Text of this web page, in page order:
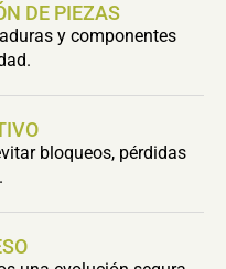
DE PIEZAS
y componentes
bloqueos, pérdidas